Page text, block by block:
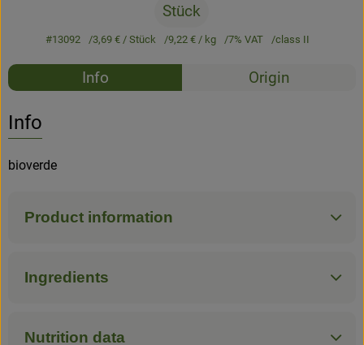
Stück
#13092 3,69 €/ Stück 9,22 €/ kg 7% VAT class II
Recipes
Info Origin
Info
bioverde
Product information
Ingredients
Nutrition data